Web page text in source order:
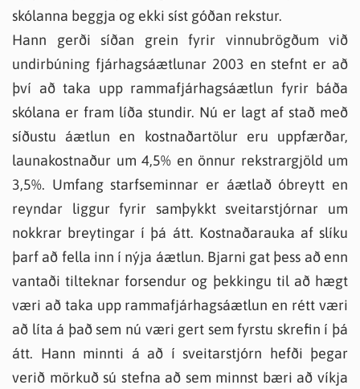
skólanna beggja og ekki síst góðan rekstur.
Hann gerði síðan grein fyrir vinnubrögðum við
undirbúning fjárhagsáætlunar 2003 en stefnt er að
því að taka upp rammafjárhagsáætlun fyrir báða
skólana er fram líða stundir. Nú er lagt af stað með
síðustu áætlun en kostnaðartölur eru uppfærðar,
launakostnaður um 4,5% en önnur rekstrargjöld um
3,5%. Umfang starfseminnar er áætlað óbreytt en
reyndar liggur fyrir samþykkt sveitarstjórnar um
nokkrar breytingar í þá átt. Kostnaðarauka af slíku
þarf að fella inn í nýja áætlun. Bjarni gat þess að enn
vantaði tilteknar forsendur og þekkingu til að hægt
væri að taka upp rammafjárhagsáætlun en rétt væri
að líta á það sem nú væri gert sem fyrstu skrefin í þá
átt. Hann minnti á að í sveitarstjórn hefði þegar
verið mörkuð sú stefna að sem minnst bæri að víkja